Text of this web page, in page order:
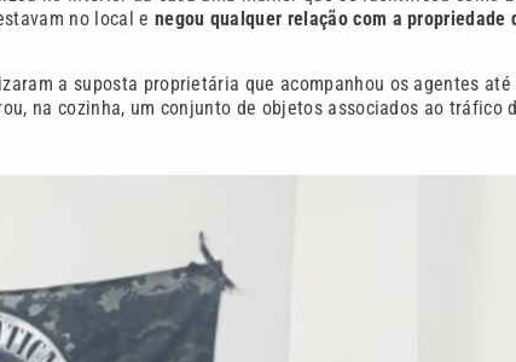
no local e negou qualquer relação com a propriedade
a suposta proprietária que acompanhou os agentes até
na cozinha, um conjunto de objetos associados ao tráfico